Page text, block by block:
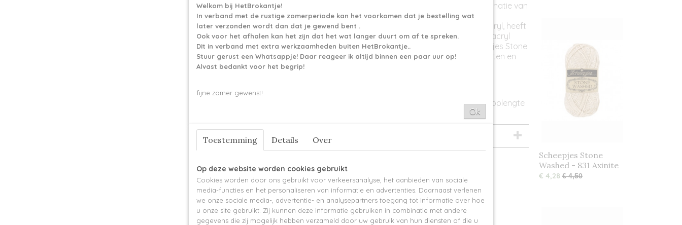
Het karakteristieke stonewashed uiterlijk ontstaat door de combinatie van
ecru katoen met kleurige en donzige acrylvezels.
Het garen is samengesteld uit een mix van 78% katoen en 22% acryl, heeft
daarmee de ademende kwaliteit van katoen, maar is dankzij het acryl
sterk en gemakkelijk in onderhoud. Die combinatie maakt Scheepjes Stone
Washed ideaal voor de meest uiteenlopende brei- en haakprojecten en
bovendien geschikt voor elk seizoen.
De aanbevolen naalddikte is 3.00-3.50mm.
Een bol Scheepjes Stone Washed weegt 50 gram en heeft een looplengte
Reacties
Scheepjes Stone
Washed - 831 Axinite
€ 4,28 € 4,50
Welkom bij HetBrokantje!
In verband met de rustige zomerperiode kan het voorkomen dat je bestelling wat
later verzonden wordt dan dat je gewend bent .
Ook voor het afhalen kan het zijn dat het wat langer duurt om af te spreken.
Dit in verband met extra werkzaamheden buiten HetBrokantje..
Stuur gerust een Whatsappje! Daar reageer ik altijd binnen een paar uur op!
Alvast bedankt voor het begrip!
fijne zomer gewenst!
Ok
Toestemming Details Over
Op deze website worden cookies gebruikt
Cookies worden door ons gebruikt voor verkeersanalyse, het aanbieden van sociale
media-functies en het personaliseren van informatie en advertenties. Daarnaast verlenen
we onze sociale media-, advertentie- en analysepartners toegang tot informatie over hoe
u onze site gebruikt. Zij kunnen deze informatie gebruiken in combinatie met andere
gegevens die zij mogelijk hebben verzameld door uw gebruik van hun diensten of die u